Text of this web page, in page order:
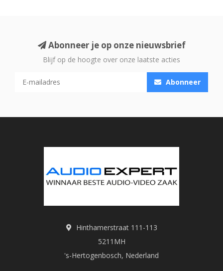
Abonneer je op onze nieuwsbrief
Blijf op de hoogte over onze laatste acties
Abonneer
Hinthamerstraat 111-113
5211MH
's-Hertogenbosch, Nederland